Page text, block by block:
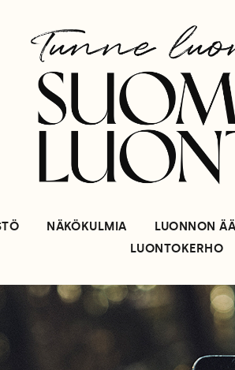
NÄKÖKULMIA LUONNON
LUONTOKERHO